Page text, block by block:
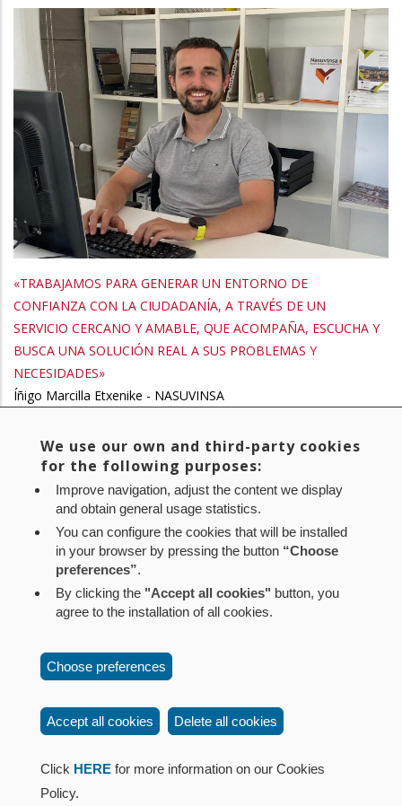
«TRABAJAMOS PARA GENERAR UN ENTORNO DE
CONFIANZA CON LA CIUDADANÍA, A TRAVÉS DE UN
SERVICIO CERCANO Y AMABLE, QUE ACOMPAÑA, ESCUCHA Y
BUSCA UNA SOLUCIÓN REAL A SUS PROBLEMAS Y
NECESIDADES»
Íñigo Marcilla Etxenike - NASUVINSA
departamento de Vivienda
Pagination
Current
page
Page
2 Page
3 Page
4 Page
5 Page
6
page
Last
page
Último »
Aviso legal Política de privacidad
Mapa web
Configuración de cookies
Contacto: Paseo de Sarasate nº 38, 2º Dcha - 31001
Pamplona (Navarra) Tel.: 848 42 08 72
corporacion@cpen.es
We use our own and third-party cookies
for the following purposes:
Improve navigation, adjust the content we display
and obtain general usage statistics.
You can configure the cookies that will be installed
in your browser by pressing the button “Choose
preferences”.
By clicking the "Accept all cookies" button, you
agree to the installation of all cookies.
Choose preferences
Accept all cookies Delete all cookies
Click HERE for more information on our Cookies
Policy.